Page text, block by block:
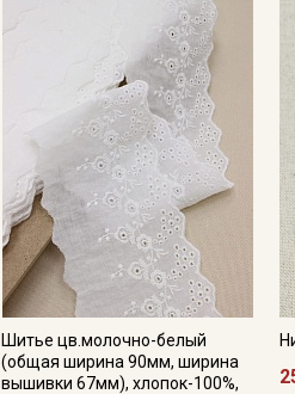
Шитье цв.молочно-белый
(общая ширина 90мм, ширина
вышивки 67мм), хлопок-100%,
Электронная
и
Даю